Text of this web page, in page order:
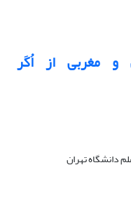
و مغربی از اُکَر
دانشگاه تهران